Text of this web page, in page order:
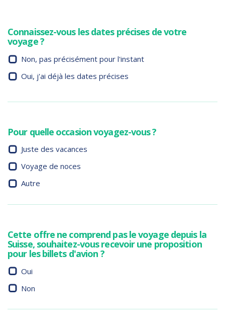
Connaissez-vous les dates précises de votre
voyage ?
Non, pas précisément pour l'instant
Oui, j'ai déjà les dates précises
Pour quelle occasion voyagez-vous ?
Juste des vacances
Voyage de noces
Autre
Cette offre ne comprend pas le voyage depuis la
Suisse, souhaitez-vous recevoir une proposition
pour les billets d'avion ?
Oui
Non